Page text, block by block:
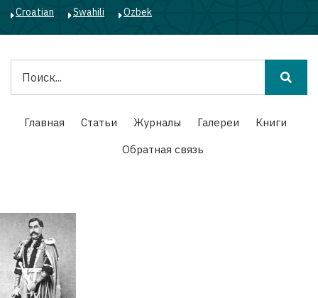
Croatian
Swahili Ozbek
Main
navigation
Главная Статьи Журналы Галереи
Книги
Обратная связь